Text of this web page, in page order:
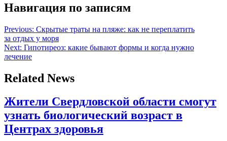
Навигация по записям
Previous: Скрытые траты на пляже: как не переплатить
за отдых у моря
Next: Гипотиреоз: какие бывают формы и когда нужно
лечение
Related News
Жители Свердловской области смогут
узнать биологический возраст в
Центрах здоровья